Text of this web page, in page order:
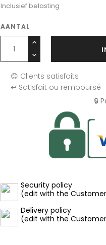
Inclusief belasting
AANTAL
😊 Clients satisfaits
↩️ Satisfait ou remboursé
🔒
Security policy
(edit with the
Delivery policy
(edit with the